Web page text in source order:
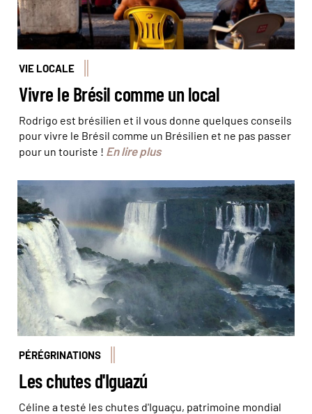
VIE LOCALE
Vivre le Brésil comme un local
Rodrigo est brésilien et il vous donne quelques conseils
pour vivre le Brésil comme un Brésilien et ne pas passer
pour un touriste ! En lire plus
PÉRÉGRINATIONS
Les chutes d'Iguazú
Céline a testé les chutes d'Iguaçu, patrimoine mondial